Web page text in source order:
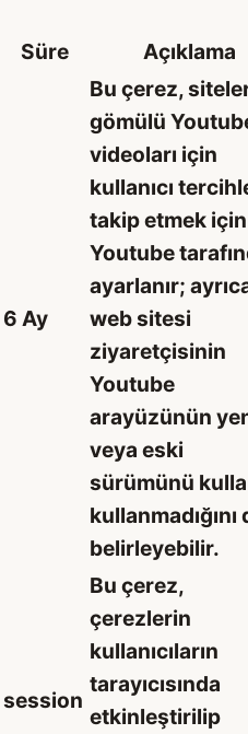
Süre Açıklama
6 Ay
Bu çerez,
gömülü
videoları için
kullanıcı
takip etmek için
Youtube
ayarlanır;
web sitesi
ziyaretçisinin
Youtube
arayüzünün
veya eski
sürümünü
kullanmadığını
belirleyebilir.
session
Bu çerez,
çerezlerin
kullanıcıların
tarayıcısında
etkinleştirilip